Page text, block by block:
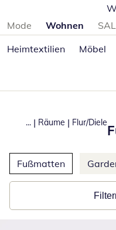
Produktkategorien
Mode Wohnen
Heimtextilien
Möbel
... | Räume | Flur/Diele
Weitere Kategorien
Fußmatten